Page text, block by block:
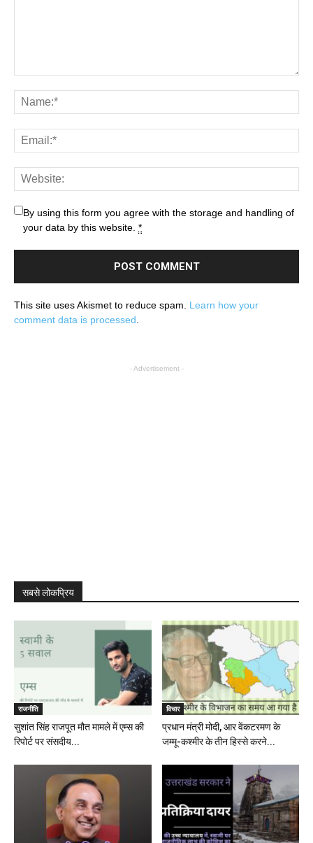
By using this form you agree with the storage and handling of
your data by this website. *
This site uses Akismet to reduce spam. Learn how your
comment data is processed
- Advertisement -
सबसे लोकप्रिय
राजनीति
सुशांत सिंह राजपूत मौत मामले में एम्स की
रिपोर्ट पर संसदीय...
विचार
प्रधान मंत्री मोदी, आर वेंकटरमण के
जम्मू-कश्मीर के तीन हिस्से करने...